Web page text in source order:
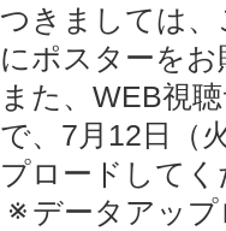
つきましては
にポスターを
また、WEB視
で、7月12日（
プロードして
データアッ